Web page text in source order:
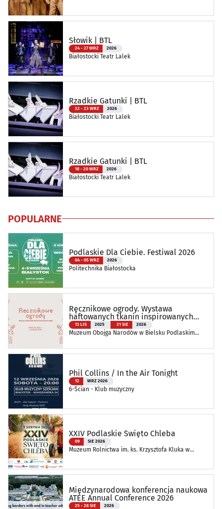
Słowik | BTL
24 - 27 WRZ 2026
Białostocki Teatr Lalek
Rzadkie Gatunki | BTL
22 - 23 WRZ 2026
Białostocki Teatr Lalek
Rzadkie Gatunki | BTL
18 - 20 WRZ 2026
Białostocki Teatr Lalek
POPULARNE
Podlaskie Dla Ciebie. Festiwal 2026
04 - 05 WRZ 2026
Politechnika Białostocka
Ręcznikowe ogrody. Wystawa
haftowanych tkanin inspirowanych
naturą
13 LIS 2025 31 SIE 2026
Muzeum Obojga Narodów w Bielsku Podlaskim
Phil Collins / In the Air Tonight
12 WRZ 2026
6-Ścian - Klub muzyczny
XXIV Podlaskie Święto Chleba
09 SIE 2026
Muzeum Rolnictwa im. ks. Krzysztofa Kluka w
Międzynarodowa konferencja naukowa
ATEE Annual Conference 2026
25 - 28 SIE 2026